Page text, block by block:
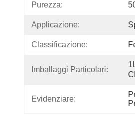
Purezza:
Applicazione:
Classificazione:
Imballaggi Particolari:
Evidenziare: